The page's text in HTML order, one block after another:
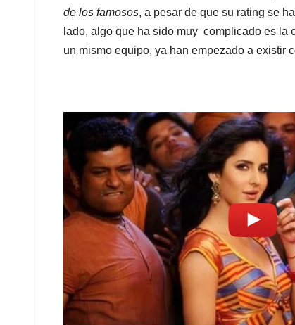
de los famosos, a pesar de que su rating se
lado, algo que ha sido muy complicado es la
un mismo equipo, ya han empezado a existir